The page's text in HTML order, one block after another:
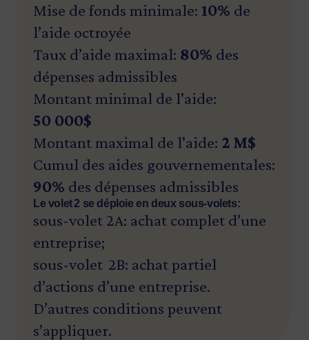
Mise de fonds minimale: 10% de
l’aide octroyée
Taux d’aide maximal: 80% des
dépenses admissibles
Montant minimal de l'aide:
50 000$
Montant maximal de l'aide: 2 M$
Cumul des aides gouvernementales:
90% des dépenses admissibles
Le volet 2 se déploie en deux sous-volets:
sous-volet 2A: achat complet d’une
entreprise;
sous-volet 2B: achat partiel
d’actions d’une entreprise.
D’autres conditions peuvent
s’appliquer.